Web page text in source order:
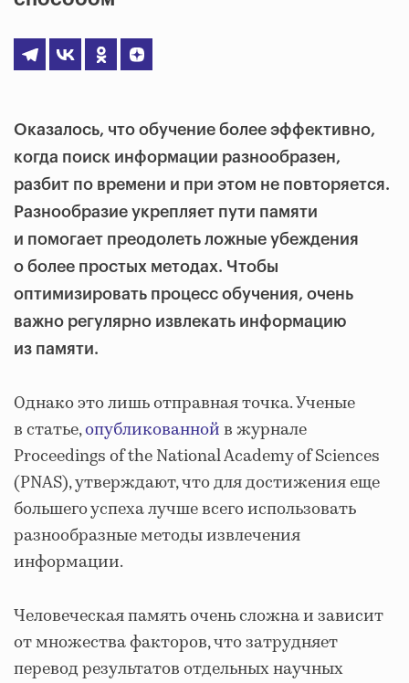
Оказалось, что обучение более эффективно,
когда поиск информации разнообразен,
разбит по времени и при этом не повторяется.
Разнообразие укрепляет пути памяти
и помогает преодолеть ложные убеждения
о более простых методах. Чтобы
оптимизировать процесс обучения, очень
важно регулярно извлекать информацию
из памяти.
Однако это лишь отправная точка. Ученые
в статье,опубликованнойв журнале
Proceedings of the National Academy of Sciences
(PNAS), утверждают, что для достижения еще
большего успеха лучше всего использовать
разнообразные методы извлечения
информации.
Человеческая память очень сложна и зависит
от множества факторов, что затрудняет
перевод результатов отдельных научных